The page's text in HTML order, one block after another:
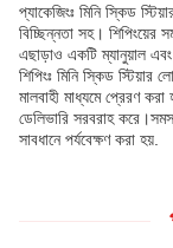
প্যাকেজিংঃ মিনি স্কিড
বিচ্ছিন্নতা সহ। শিপিংয়ের
এছাড়াও একটি ম্যানুয়াল এবং
শিপিংঃ মিনি স্কিড স্টিয়ার
মালবাহী মাধ্যমে প্রেরণ
ডেলিভারি সরবরাহ
সাবধানে পর্যবেক্ষণ করা হয়.